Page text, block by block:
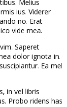
Melius
ius. Viderer
no. Erat
vide mea.
Saperet
dolor ignota in.
Ea mel
in vel libris
Probo ridens has